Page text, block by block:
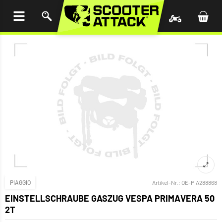
PIAGGIO Artikel-Nr.: OE-PIA288868
EINSTELLSCHRAUBE GASZUG VESPA PRIMAVERA 50
2T